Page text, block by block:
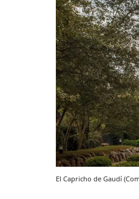
El Capricho de Gaudí